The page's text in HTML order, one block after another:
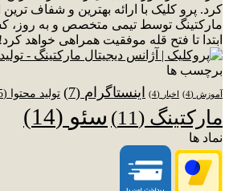
کرد. پرو کلیک با ارائه بهترین و شفاف
مارکتینگ توسط تیمی متخصص و به روز،
ابتدا تا فتح قله موفقیت همراهی خواهد کرد!
برچسب ها
آموزش (4) اخبار (4) اینستاگرام (7) تولید محتوا (5)
مارکتینگ (11) سئو (14)
نماد ها